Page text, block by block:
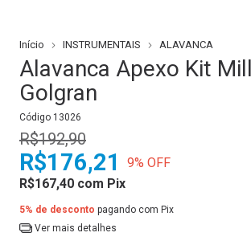
Início INSTRUMENTAIS ALAVANCA
Alavanca Apexo Kit
Golgran
Código 13026
R$192,90
R$176,21 9% OFF
R$167,40 com Pix
5% de desconto pagando com Pix
Ver mais detalhes